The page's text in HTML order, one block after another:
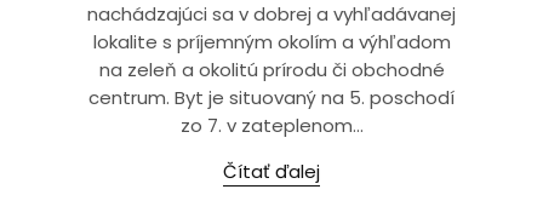
nachádzajúci sa v dobrej a vyhľadávanej
lokalite s príjemným okolím a výhľadom
na zeleň a okolitú prírodu či obchodné
centrum. Byt je situovaný na 5. poschodí
zo 7. v zateplenom...
Čítať ďalej